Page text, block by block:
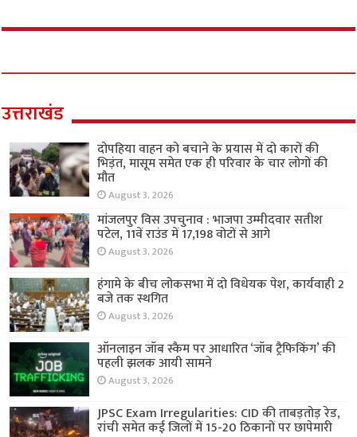
उत्तराखंड
दोपहिया वाहन को बचाने के प्रयास में दो कारों की
भिड़ंत, मासूम समेत एक ही परिवार के चार लोगों की
मौत
August 3, 2026
मांजलपुर विस उपचुनाव : भाजपा उम्मीदवार सतीश
पटेल, 11वें राउंड में 17,198 वोटों से आगे
August 3, 2026
हंगामे के बीच लोकसभा में दो विधेयक पेश, कार्यवाही 2
बजे तक स्थगित
August 3, 2026
ऑनलाइन जॉब स्कैम पर आधारित ‘जॉब ट्रैफिकिंग’ की
पहली झलक आयी सामने
August 3, 2026
JPSC Exam Irregularities: CID की ताबड़तोड़ रेड,
रांची समेत कई जिलों में 15-20 ठिकानों पर छापेमारी